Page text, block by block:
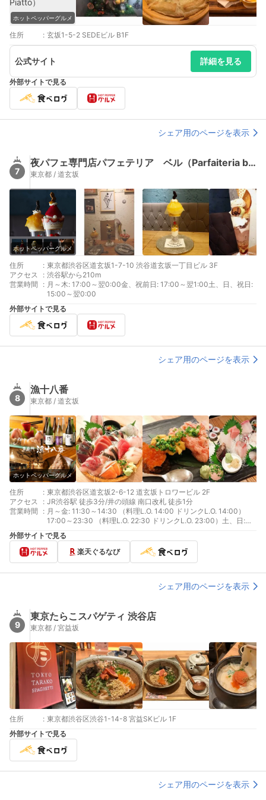
ホットペッパーグルメ
住所 : 玄坂1-5-2 SEDEビル B1F
公式サイト 詳細を見る
外部サイトで見る
シェア用のページを表示
7
夜パフェ専門店パフェテリア ベル（Parfaiteria beL）
東京都 / 道玄坂
ホットペッパーグルメ
住所 : 東京都渋谷区道玄坂1-7-10 渋谷道玄坂一丁目ビル 3F
アクセス
: 渋谷駅から210m
営業時間
: 月～木: 17:00～翌0:00金、祝前日: 17:00～翌1:00土、日、祝日:
15:00～翌0:00
外部サイトで見る
シェア用のページを表示
8
漁十八番
東京都 / 道玄坂
ホットペッパーグルメ
住所 : 東京都渋谷区道玄坂2-6-12 道玄坂トロワービル 2F
アクセス
: JR渋谷駅 徒歩3分/井の頭線 南口改札 徒歩1分
営業時間
: 月～金: 11:30～14:30 （料理L.O. 14:00 ドリンクL.O. 14:00）
17:00～23:30 （料理L.O. 22:30 ドリンクL.O. 23:00）土、日:
17:00～23:30 （料理L.O. 22:30 ドリンクL.O. 23:00）祝日:
17:00～23:30 （料理L.O. 23:00 ドリンクL.O. 23:00）
外部サイトで見る
楽天ぐるなび
シェア用のページを表示
9
東京たらこスパゲティ 渋谷店
東京都 / 宮益坂
住所 : 東京都渋谷区渋谷1-14-8 宮益SKビル 1F
外部サイトで見る
シェア用のページを表示